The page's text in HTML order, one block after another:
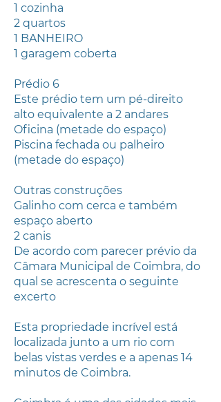
1 cozinha
2 quartos
1 BANHEIRO
1 garagem coberta
Prédio 6
Este prédio tem um pé-direito
alto equivalente a 2 andares
Oficina (metade do espaço)
Piscina fechada ou palheiro
(metade do espaço)
Outras construções
Galinho com cerca e também
espaço aberto
2 canis
De acordo com parecer prévio da
Câmara Municipal de Coimbra, do
qual se acrescenta o seguinte
excerto
Esta propriedade incrível está
localizada junto a um rio com
belas vistas verdes e a apenas 14
minutos de Coimbra.